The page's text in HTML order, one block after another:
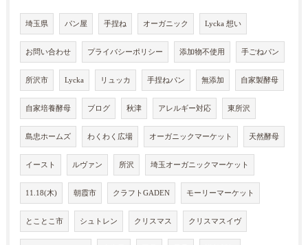
埼玉県 パン屋 手捏ね オーガニック Lycka 想い
お問い合わせ プライバシーポリシー 添加物不使用 手ごねパン
所沢市 Lycka リュッカ 手捏ねパン 無添加 自家製酵母
自家培養酵母 ブログ 秋津 アレルギー対応 東所沢
島忠ホームズ わくわく広場 オーガニックマーケット 天然酵母
イースト ルヴァン 所沢 埼玉オーガニックマーケット
11.18(木) 朝霞市 クラフトGADEN モーリーマーケット
とことこ市 シュトレン クリスマス クリスマスイヴ